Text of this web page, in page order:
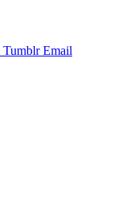
Tumblr Email